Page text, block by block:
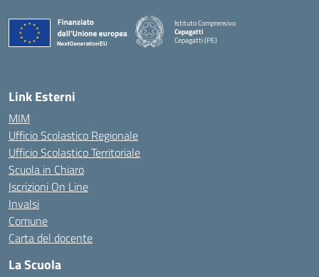
Istituto Comprensivo
Cepagatti
Cepagatti (PE)
— Visita la pagina iniziale della scuola
Link Esterni
MIM
Ufficio Scolastico Regionale
Ufficio Scolastico Territoriale
Scuola in Chiaro
Iscrizioni On Line
Invalsi
Comune
Carta del docente
La Scuola